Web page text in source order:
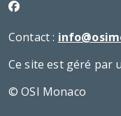
Contact :
Ce site est géré par
© OSI Monaco